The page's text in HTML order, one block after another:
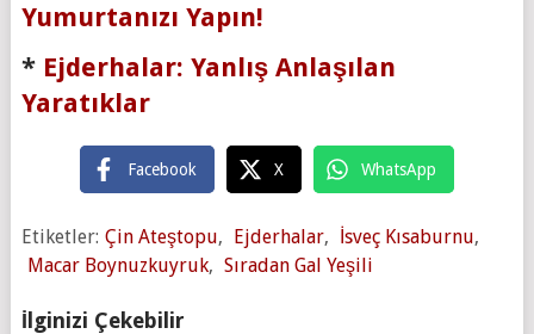
Yumurtanızı Yapın!
* Ejderhalar: Yanlış Anlaşılan
Yaratıklar
Facebook X WhatsApp
Etiketler: Çin Ateştopu, Ejderhalar, İsveç Kısaburnu,
Macar Boynuzkuyruk, Sıradan Gal Yeşili
İlginizi Çekebilir